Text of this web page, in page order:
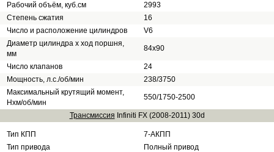
Рабочий объём, куб.см
2993
Степень сжатия
16
Число и расположение цилиндров
V6
Диаметр цилиндра х ход поршня,
мм
84х90
Число клапанов
24
Мощность, л.с./об/мин
238/3750
Максимальный крутящий момент,
Нхм/об/мин
550/1750-2500
Трансмиссия Infiniti FX (2008-2011) 30d
Тип КПП
7-АКПП
Тип привода
Полный привод